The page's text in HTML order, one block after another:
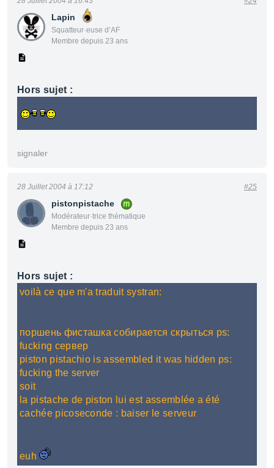
Lapin
Squatteur·euse d’AF
Membre depuis 23 ans
Hors sujet :
signaler
pistonpistache
Modérateur·trice thématique
Membre depuis 23 ans
28 Juillet 2004 à 17:12 #25
Hors sujet :
voilà ce que m'a traduit systran:
поршень фисташка собирается скрыться ps:
fucking сервер
piston pistachio is assembled it was hidden ps:
fucking the server
soit
la pistache de piston lui est assemblée a été
cachée picoseconde : baiser le serveur
euh